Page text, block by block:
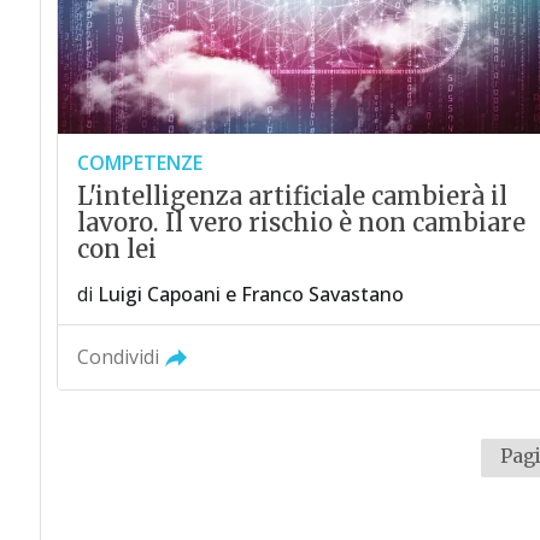
COMPETENZE
L'intelligenza artificiale cambierà il
lavoro. Il vero rischio è non cambiare
con lei
di Luigi Capoani e Franco Savastano
Condividi